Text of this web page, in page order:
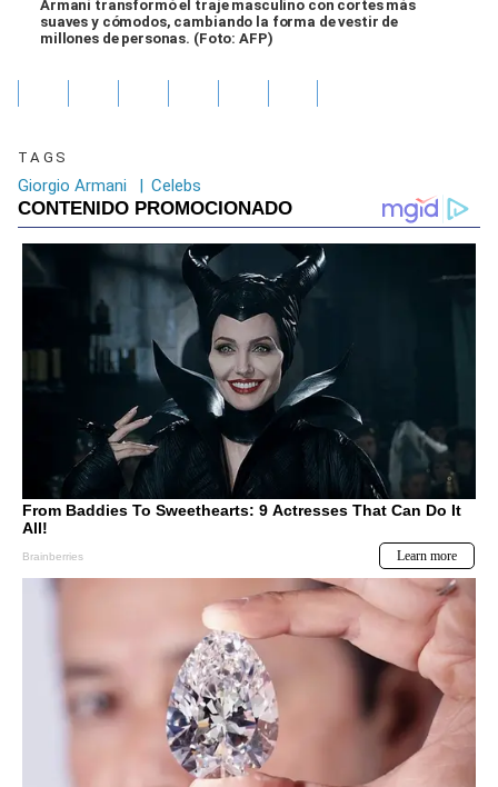
Armani transformó el traje masculino con cortes más
suaves y cómodos, cambiando la forma de vestir de
millones de personas. (Foto: AFP)
TAGS
Giorgio Armani | Celebs